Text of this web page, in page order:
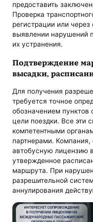
предоставить
Проверка
регистрации или
выявлении нарушений
их устранения.
Подтверждение
высадки,
Для получения
требуется точное
обозначением пунктов
цели поездки. Все эти
компетентными
партнерами.
автобусную лицензию
утвержденное
маршрута. При
разрешительной
аннулирования